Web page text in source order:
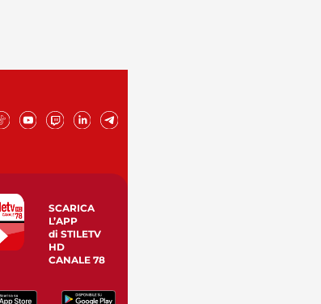
SCARICA
L’APP
di STILETV
HD
CANALE 78